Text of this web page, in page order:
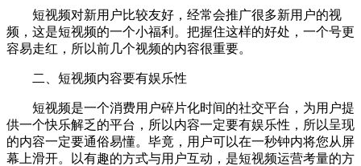
短视频对新用户比较友好，经常会推广很多新用户的视
频，这是短视频的一个小福利。把握住这样的好处，一个号更
容易走红，所以前几个视频的内容很重要。
二、短视频内容要有娱乐性
短视频是一个消费用户碎片化时间的社交平台，为用户提
供一个快乐解乏的平台，所以内容一定要有娱乐性，所以呈现
的内容一定要通俗易懂。毕竟，用户可以在一秒钟内将您从屏
幕上滑开。以有趣的方式与用户互动，是短视频运营考量的方